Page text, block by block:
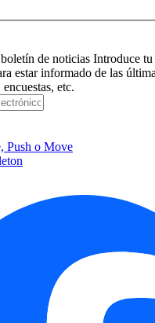
de noticias Introduce
estar informado de las
etc.
Push o Move